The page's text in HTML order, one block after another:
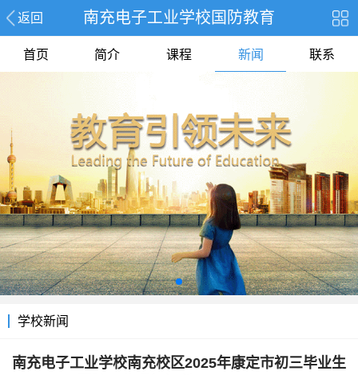
返回 南充电子工业学校国防教育
首页 简介 课程 新闻 联系
学校新闻
南充电子工业学校南充校区2025年康定市初三毕业生